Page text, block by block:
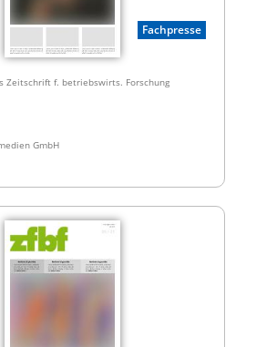
Fachpresse
Zeitschrift f. betriebswirts. Forschung
GmbH